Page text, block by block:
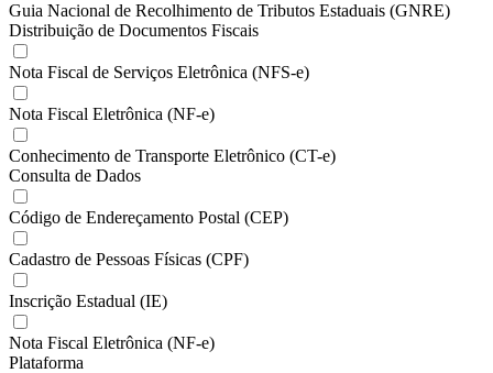
Guia Nacional de Recolhimento de Tributos Estaduais (GNRE)
Distribuição de Documentos Fiscais
Nota Fiscal de Serviços Eletrônica (NFS-e)
Nota Fiscal Eletrônica (NF-e)
Conhecimento de Transporte Eletrônico (CT-e)
Consulta de Dados
Código de Endereçamento Postal (CEP)
Cadastro de Pessoas Físicas (CPF)
Inscrição Estadual (IE)
Nota Fiscal Eletrônica (NF-e)
Plataforma